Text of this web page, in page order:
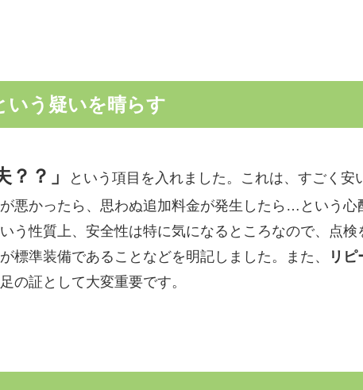
う疑いを晴らす
？？」
という項目を入れました。これは、すごく安
悪かったら、思わぬ追加料金が発生したら…という心
う性質上、安全性は特に気になるところなので、点検
標準装備であることなどを明記しました。また、
リピ
の証として大変重要です。